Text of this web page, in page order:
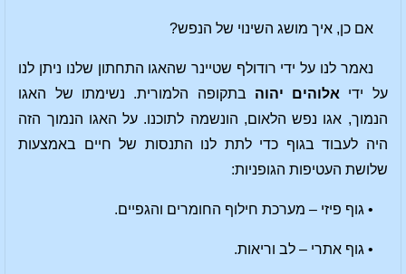
אם כן, איך מושג השינוי של הנפש?
נאמר לנו על ידי רודולף שטיינר שהאגו התחתון שלנו ניתן לנו
על ידי אלוהים יהוה בתקופה הלמורית. נשימתו של האגו
הנמוך, אגו נפש הלאום, הונשמה לתוכנו. על האגו הנמוך הזה
היה לעבוד בגוף כדי לתת לנו התנסות של חיים באמצעות
שלושת העטיפות הגופניות:
• גוף פיזי – מערכת חילוף החומרים והגפיים.
• גוף אתרי – לב וריאות.